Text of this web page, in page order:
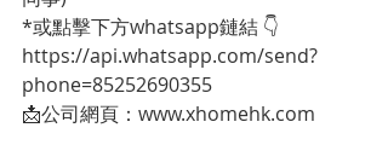
*或點擊下方whatsapp鏈結 👇
https://api.whatsapp.com/send?
phone=85252690355
📩公司網頁：www.xhomehk.com